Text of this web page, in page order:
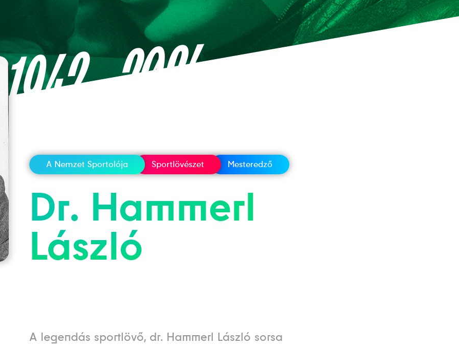
1942—2024
A Nemzet Sportolója Sportlövészet Mesteredző
Dr. Hammerl
László
A legendás sportlövő, dr. Hammerl László sorsa